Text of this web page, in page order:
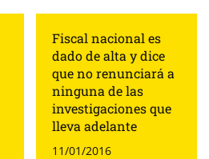
Fiscal nacional es
dado de alta y dice
que no renunciará a
ninguna de las
investigaciones que
lleva adelante
11/01/2016